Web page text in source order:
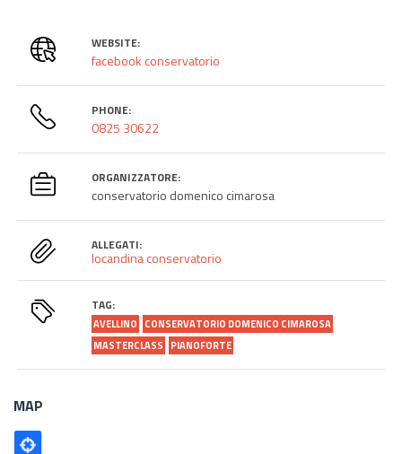
WEBSITE:
facebook conservatorio
PHONE:
0825 30622
ORGANIZZATORE:
conservatorio domenico cimarosa
ALLEGATI:
locandina conservatorio
TAG:
AVELLINO
CONSERVATORIO DOMENICO CIMAROSA
MASTERCLASS
PIANOFORTE
MAP
Poligono